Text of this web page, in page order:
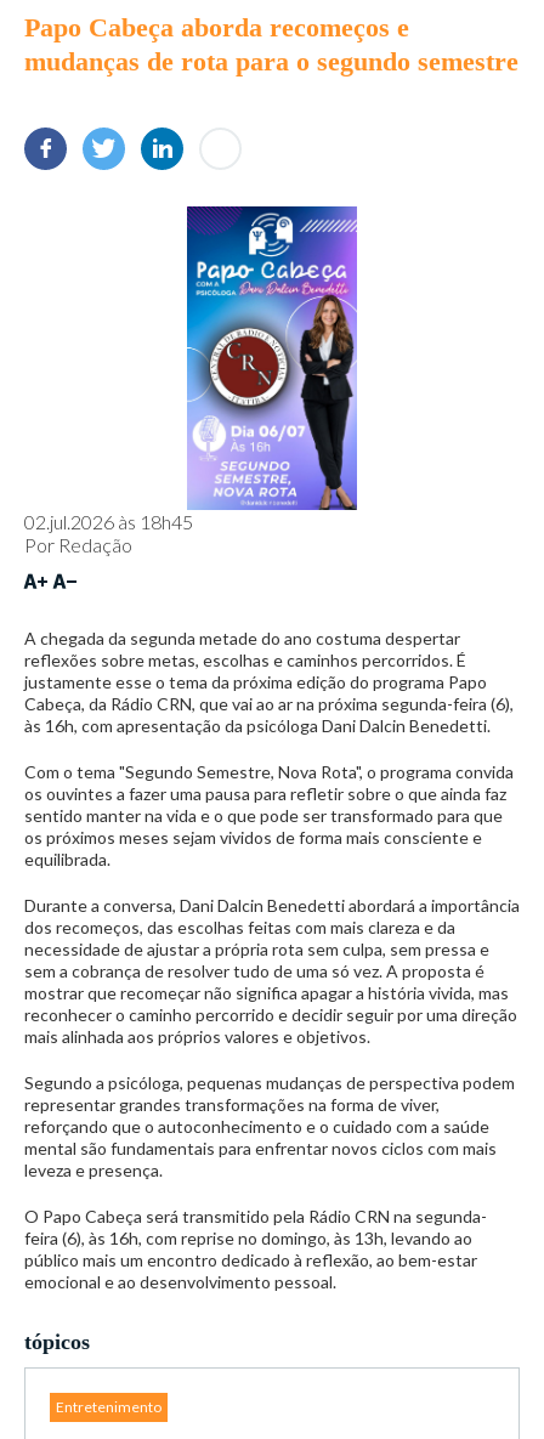
Papo Cabeça aborda recomeços e
mudanças de rota para o segundo semestre
02.jul.2026 às 18h45
Por Redação
A chegada da segunda metade do ano costuma despertar
reflexões sobre metas, escolhas e caminhos percorridos. É
justamente esse o tema da próxima edição do programa Papo
Cabeça, da Rádio CRN, que vai ao ar na próxima segunda-feira (6),
às 16h, com apresentação da psicóloga Dani Dalcin Benedetti.
Com o tema "Segundo Semestre, Nova Rota", o programa convida
os ouvintes a fazer uma pausa para refletir sobre o que ainda faz
sentido manter na vida e o que pode ser transformado para que
os próximos meses sejam vividos de forma mais consciente e
equilibrada.
Durante a conversa, Dani Dalcin Benedetti abordará a importância
dos recomeços, das escolhas feitas com mais clareza e da
necessidade de ajustar a própria rota sem culpa, sem pressa e
sem a cobrança de resolver tudo de uma só vez. A proposta é
mostrar que recomeçar não significa apagar a história vivida, mas
reconhecer o caminho percorrido e decidir seguir por uma direção
mais alinhada aos próprios valores e objetivos.
Segundo a psicóloga, pequenas mudanças de perspectiva podem
representar grandes transformações na forma de viver,
reforçando que o autoconhecimento e o cuidado com a saúde
mental são fundamentais para enfrentar novos ciclos com mais
leveza e presença.
O Papo Cabeça será transmitido pela Rádio CRN na segunda-
feira (6), às 16h, com reprise no domingo, às 13h, levando ao
público mais um encontro dedicado à reflexão, ao bem-estar
emocional e ao desenvolvimento pessoal.
tópicos
Entretenimento